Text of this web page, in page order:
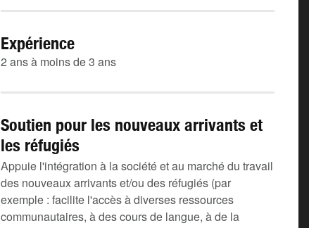
Expérience
2 ans à moins de 3 ans
Soutien pour les nouveaux arrivants et
les réfugiés
Appuie l'intégration à la société et au marché du travail
des nouveaux arrivants et/ou des réfugiés (par
exemple : facilite l'accès à diverses ressources
communautaires, à des cours de langue, à de la